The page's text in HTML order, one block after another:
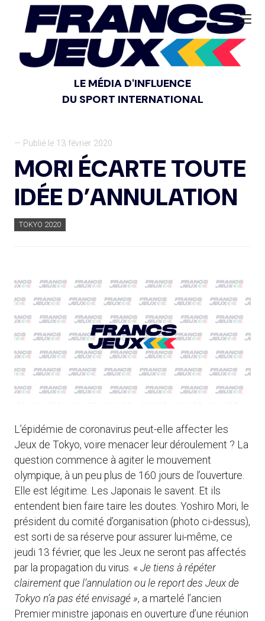
LE MÉDIA D'INFLUENCE
DU SPORT INTERNATIONAL
— Publié le 13 février 2020
MORI ÉCARTE TOUTE
IDÉE D’ANNULATION
TOKYO 2020
L’épidémie de coronavirus peut-elle affecter les
Jeux de Tokyo, voire menacer leur déroulement ? La
question commence à agiter le mouvement
olympique, à un peu plus de 160 jours de l’ouverture.
Elle est légitime. Les Japonais le savent. Et ils
entendent bien faire taire les doutes. Yoshiro Mori, le
président du comité d’organisation (photo ci-dessus),
est sorti de sa réserve pour assurer lui-même, ce
jeudi 13 février, que les Jeux ne seront pas affectés
par la propagation du virus. « Je tiens à répéter
clairement que l’annulation ou le report des Jeux de
Tokyo n’a pas été envisagé », a martelé l’ancien
Premier ministre japonais en ouverture d’une réunion